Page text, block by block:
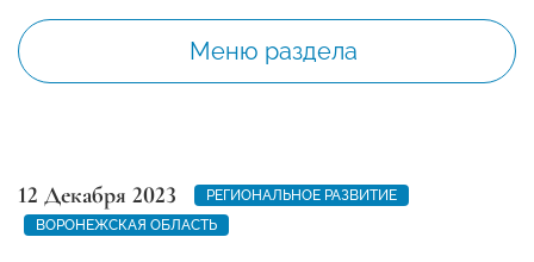
Меню раздела
12 Декабря 2023
РЕГИОНАЛЬНОЕ РАЗВИТИЕ
ВОРОНЕЖСКАЯ ОБЛАСТЬ